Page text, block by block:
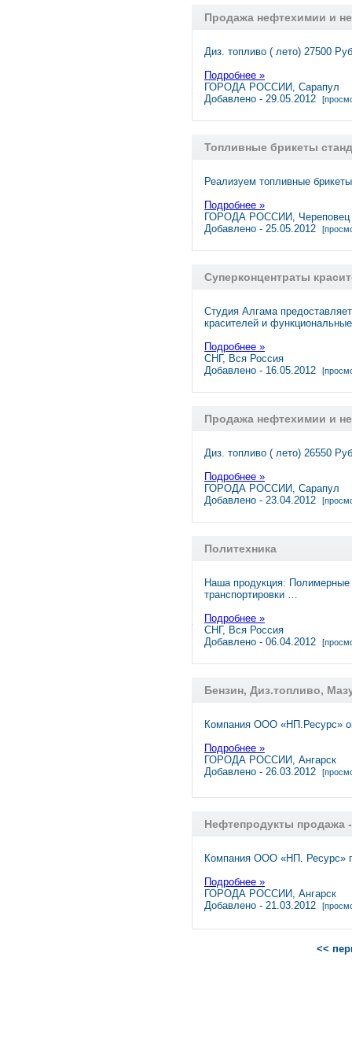
Продажа нефтехимии и
Диз. топливо ( лето) 27500
Подробнее »
ГОРОДА РОССИИ, Сарапул
Добавлено - 29.05.2012
Топливные брикеты
Реализуем топливные
Подробнее »
ГОРОДА РОССИИ, Череповец
Добавлено - 25.05.2012
Суперконцентраты
Студия Алгама
красителей и
Подробнее »
СНГ, Вся Россия
Добавлено - 16.05.2012
Продажа нефтехимии и
Диз. топливо ( лето) 26550
Подробнее »
ГОРОДА РОССИИ, Сарапул
Добавлено - 23.04.2012
Политехника
Наша продукция: Полимерные
транспортировки …
Подробнее »
СНГ, Вся Россия
Добавлено - 06.04.2012
Бензин, Диз.топливо,
Компания ООО «НП.Ресурс»
Подробнее »
ГОРОДА РОССИИ, Ангарск
Добавлено - 26.03.2012
Нефтепродукты продажа
Компания ООО «НП. Ресурс»
Подробнее »
ГОРОДА РОССИИ, Ангарск
Добавлено - 21.03.2012
<<